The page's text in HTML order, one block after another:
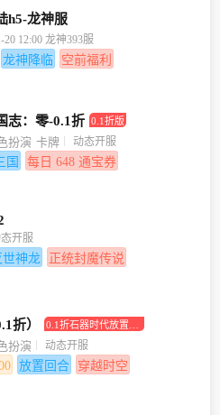
h5-龙神服
20 12:00 龙神393服
龙神降临 空前福利
志：零-0.1折 0.1折版
扮演 卡牌 动态开服
国 每日 648 通宝券
开服
世神龙 正统封魔传说
折）
0.1折石器时代放置回
合挂机手游
扮演 动态开服
放置回合 穿越时空